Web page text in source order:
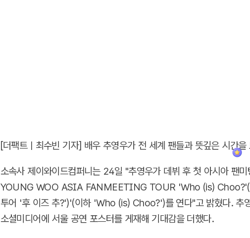
[더팩트ㅣ최수빈 기자] 배우 추영우가 전 세계 팬들과 뜻깊은 시간을
소속사 제이와이드컴퍼니는 24일 "추영우가 데뷔 후 첫 아시아 팬
YOUNG WOO ASIA FANMEETING TOUR 'Who (is) Choo?'(
투어 '후 이즈 추?')'(이하 'Who (is) Choo?')를 연다"고 밝혔다. 추
소셜미디어에 서울 공연 포스터를 게재해 기대감을 더했다.